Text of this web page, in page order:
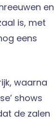
en
is, met
eens
waarna
shows
de zalen